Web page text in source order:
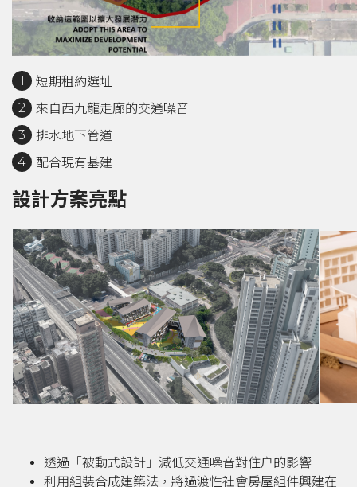
短期租約選址
來自西九龍走廊的交通噪音
排水地下管道
配合現有基建
設計方案亮點
透過「被動式設計」減低交通噪音對住户的影響
利用組裝合成建築法，將過渡性社會房屋組件興建在